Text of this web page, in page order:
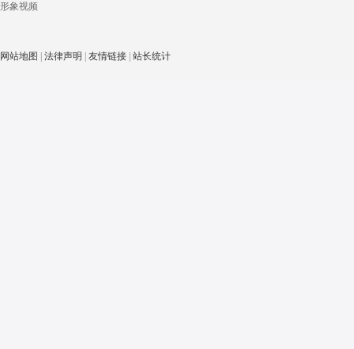
形象视频
网站地图 法律声明 友情链接 站长统计